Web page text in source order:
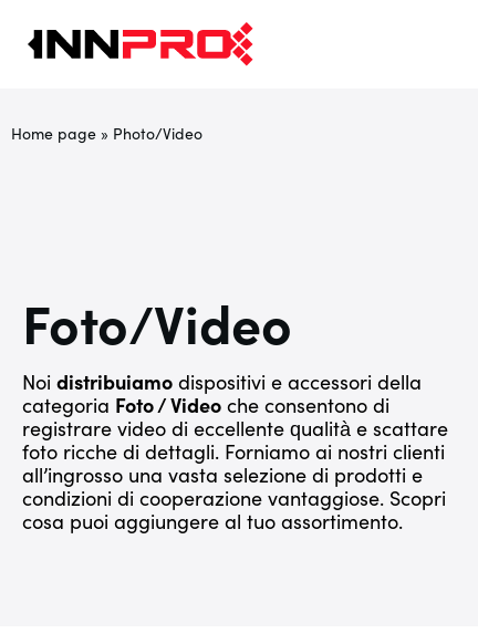
Home page » Photo/Video
Foto/Video
Noi distribuiamo dispositivi e accessori della
categoria Foto / Video che consentono di
registrare video di eccellente qualità e scattare
foto ricche di dettagli. Forniamo ai nostri clienti
all’ingrosso una vasta selezione di prodotti e
condizioni di cooperazione vantaggiose. Scopri
cosa puoi aggiungere al tuo assortimento.